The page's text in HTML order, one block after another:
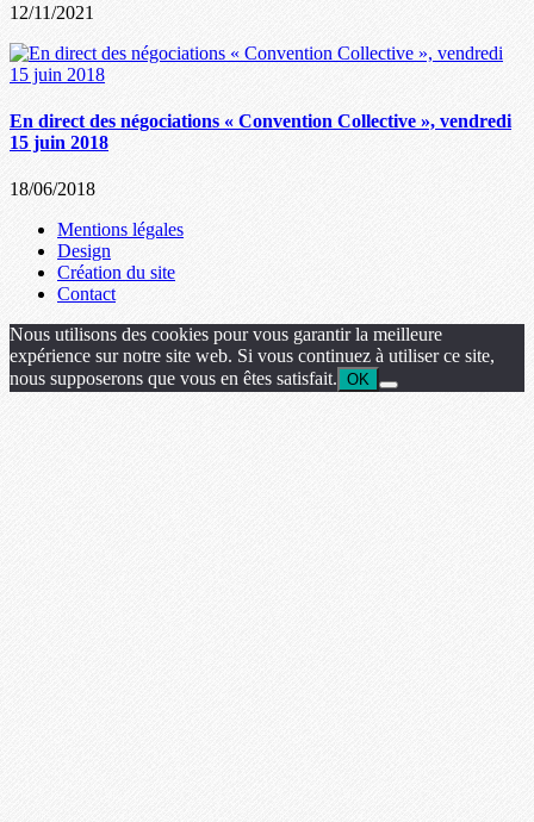
12/11/2021
En direct des négociations « Convention Collective », vendredi
15 juin 2018
18/06/2018
Mentions légales
Design
Création du site
Contact
Nous utilisons des cookies pour vous garantir la meilleure
expérience sur notre site web. Si vous continuez à utiliser ce site,
nous supposerons que vous en êtes satisfait. OK